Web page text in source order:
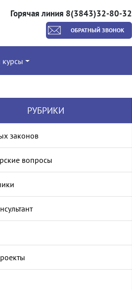
Горячая линия 8(3843)32-80-32
ОБРАТНЫЙ ЗВОНОК
РУБРИКИ
законов
вопросы